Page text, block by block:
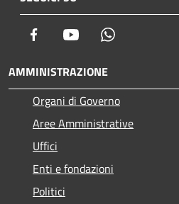
Facebook Youtube
AMMINISTRAZIONE
Organi di Governo
Aree Amministrative
Uffici
Enti e fondazioni
Politici